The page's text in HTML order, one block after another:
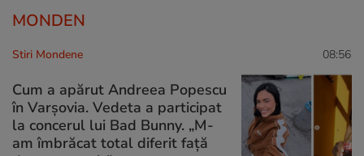
MONDEN
Stiri Mondene 08:56
Cum a apărut Andreea Popescu
în Varșovia. Vedeta a participat
la concerul lui Bad Bunny. „M-
am îmbrăcat total diferit față